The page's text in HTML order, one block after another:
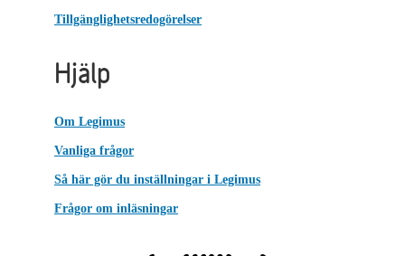
Tillgänglighetsredogörelser
Hjälp
Om Legimus
Vanliga frågor
Så här gör du inställningar i Legimus
Frågor om inläsningar